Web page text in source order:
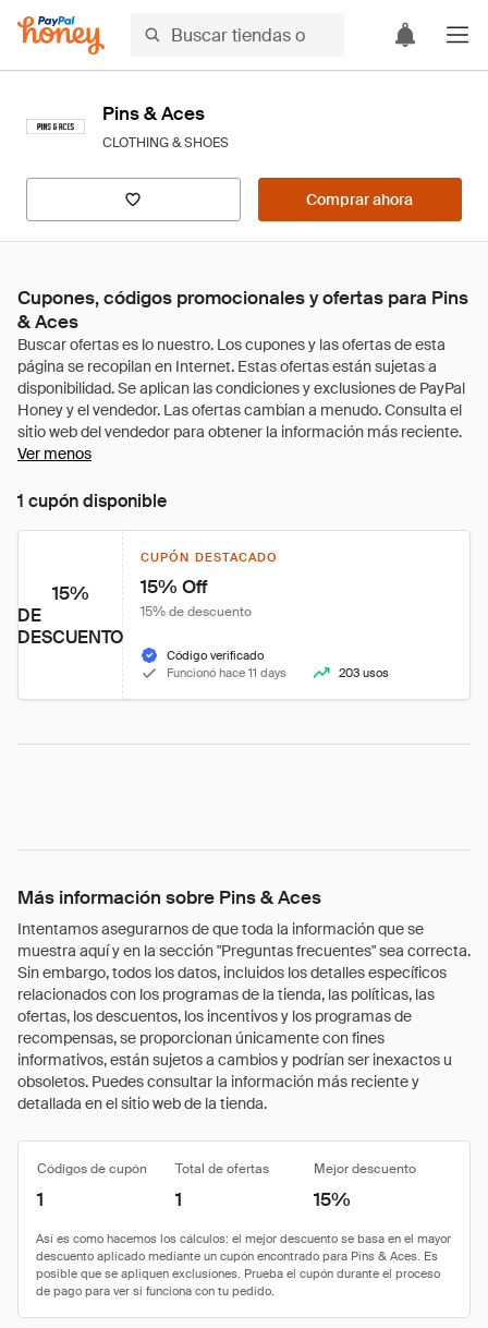
Pins & Aces
CLOTHING & SHOES
Comprar ahora
Cupones, códigos promocionales y ofertas para Pins
& Aces
Ver menos
1 cupón disponible
15%
DE
DESCUENTO
CUPÓN DESTACADO
15% Off
15% de descuento
Código verificado
Funcionó hace 11 days
203 usos
Más información sobre Pins & Aces
Intentamos asegurarnos de que toda la información que se
muestra aquí y en la sección "Preguntas frecuentes" sea correcta.
Sin embargo, todos los datos, incluidos los detalles específicos
relacionados con los programas de la tienda, las políticas, las
ofertas, los descuentos, los incentivos y los programas de
recompensas, se proporcionan únicamente con fines
informativos, están sujetos a cambios y podrían ser inexactos u
obsoletos. Puedes consultar la información más reciente y
detallada en el sitio web de la tienda.
Códigos de cupón Total de ofertas Mejor descuento
1 1 15%